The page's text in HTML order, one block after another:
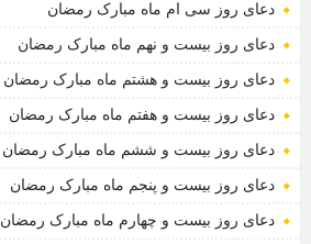
دعای روز سی ام ماه مبارک رمضان
دعای روز بیست و نهم ماه مبارک رمضان
دعای روز بیست و هشتم ماه مبارک رمضان
دعای روز بیست و هفتم ماه مبارک رمضان
دعای روز بیست و ششم ماه مبارک رمضان
دعای روز بیست و پنجم ماه مبارک رمضان
دعای روز بیست و چهارم ماه مبارک رمضان